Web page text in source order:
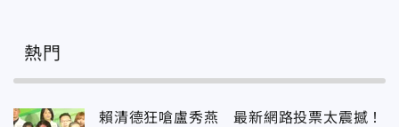
熱門
賴清德狂嗆盧秀燕 最新網路投票太震撼！